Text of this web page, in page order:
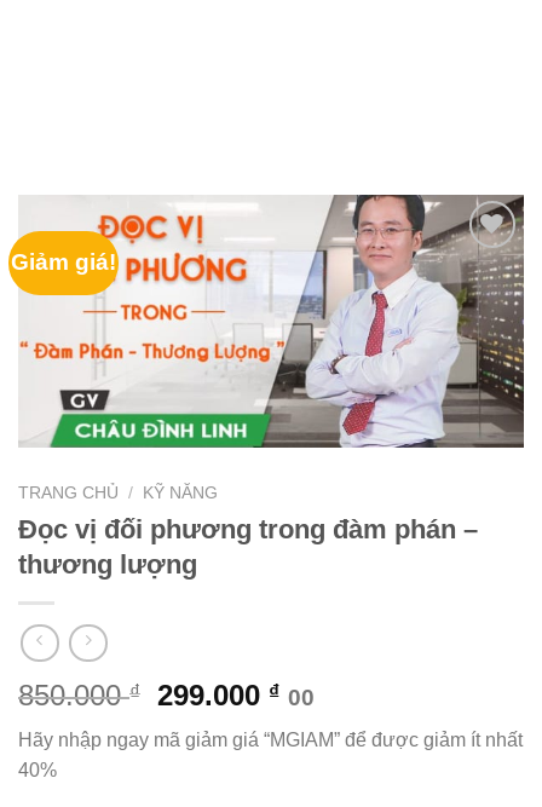
Giảm giá!
TRANG CHỦ / KỸ NĂNG
Đọc vị đối phương trong đàm phán –
thương lượng
850.000₫
Giá
gốc
là:
299.000 ₫Giá
tại
00
Hãy nhập ngay mã giảm giá “MGIAM” để được giảm ít nhất
40%